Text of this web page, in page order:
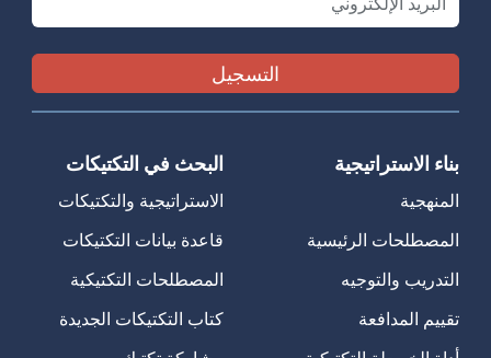
بناء الاستراتيجية
المنهجية
المصطلحات الرئيسية
التدريب والتوجيه
تقييم المدافعة
البحث في التكتيكات
الاستراتيجية والتكتيكات
قاعدة بيانات التكتيكات
المصطلحات التكتيكية
كتاب التكتيكات الجديدة